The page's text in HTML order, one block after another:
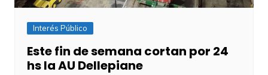
Interés Público
Este fin de semana cortan por 24
hs la AU Dellepiane